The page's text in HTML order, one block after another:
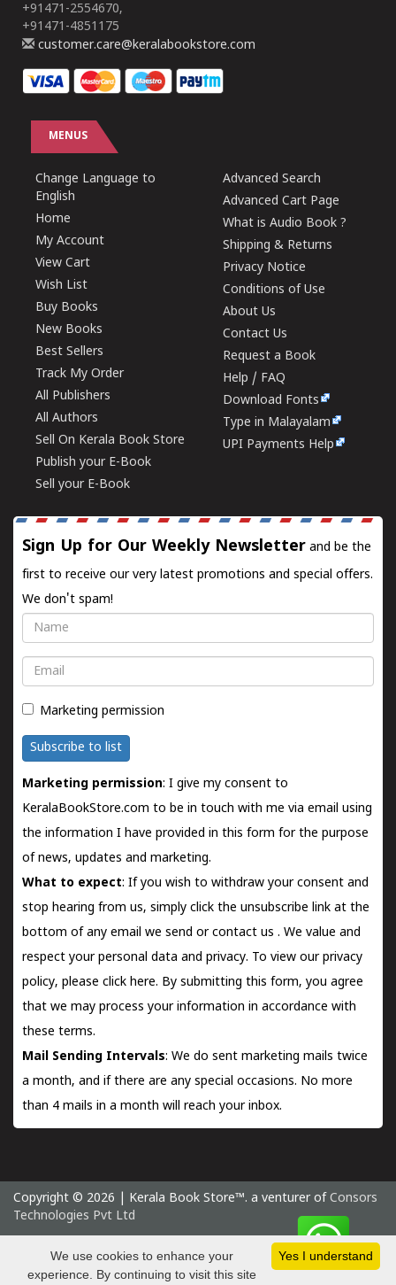
+91471-2554670,
+91471-4851175
customer.care@keralabookstore.com
MENUS
Change Language to
English
Home
My Account
View Cart
Wish List
Buy Books
New Books
Best Sellers
Track My Order
All Publishers
All Authors
Sell On Kerala Book Store
Publish your E-Book
Sell your E-Book
Advanced Search
Advanced Cart Page
What is Audio Book ?
Shipping & Returns
Privacy Notice
Conditions of Use
About Us
Contact Us
Request a Book
Help / FAQ
Download Fonts
Type in Malayalam
UPI Payments Help
Sign Up for Our Weekly Newsletter and be the
first to receive our very latest promotions and special offers.
We don't spam!
Name
Email
Marketing permission
Subscribe to list
Marketing permission: I give my consent to
KeralaBookStore.com to be in touch with me via email using
the information I have provided in this form for the purpose
of news, updates and marketing.
What to expect: If you wish to withdraw your consent and
stop hearing from us, simply click the unsubscribe link at the
bottom of any email we send orcontact us . We value and
respect your personal data and privacy. To view our privacy
policy, please click here. By submitting this form, you agree
that we may process your information in accordance with
these terms.
Mail Sending Intervals: We do sent marketing mails twice
a month, and if there are any special occasions. No more
than 4 mails in a month will reach your inbox.
Copyright © 2026 | Kerala Book Store™. a venturer of Consors
Technologies Pvt Ltd
Saturday 8 August, 2026 IST
Yes I understand
We use cookies to enhance your
experience. By continuing to visit this site